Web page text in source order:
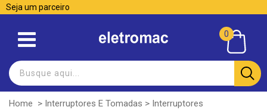
Seja um parceiro
0
Home > Interruptores E Tomadas > Interruptores